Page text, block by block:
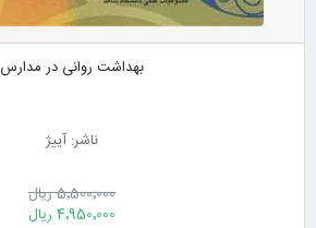
بهداشت روانی در مدارس
ناشر: آییژ
5٬500٬000 ریال
4٬950٬000 ریال